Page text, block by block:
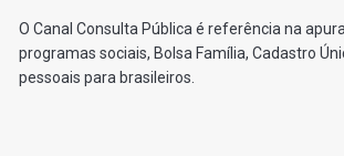
O Canal Consulta Pública é referência na
programas sociais, Bolsa Família, Cadastro
pessoais para brasileiros.